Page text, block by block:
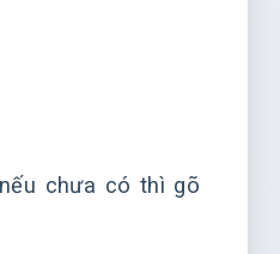
chưa có thì gõ